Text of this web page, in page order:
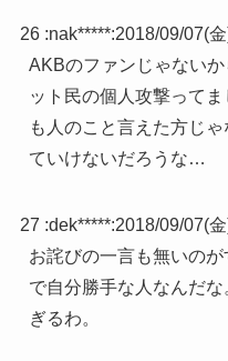
26 :nak*****:2018/09/07(
AKBのファンじゃない
ット民の個人攻撃って
も人のこと言えた方じ
ていけないだろうな…
27 :dek*****:2018/09/07(
お詫びの一言も無いの
で自分勝手な人なんだ
ぎるわ。